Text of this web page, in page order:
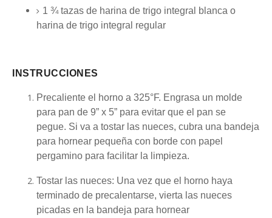
1 ¾ tazas de harina de trigo integral blanca o
harina de trigo integral regular
INSTRUCCIONES
Precaliente el horno a 325°F. Engrasa un molde
para pan de 9” x 5” para evitar que el pan se
pegue. Si va a tostar las nueces, cubra una bandeja
para hornear pequeña con borde con papel
pergamino para facilitar la limpieza.
Tostar las nueces: Una vez que el horno haya
terminado de precalentarse, vierta las nueces
picadas en la bandeja para hornear